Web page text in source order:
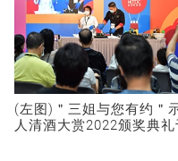
(左图)＂三姐与您有约＂
人清酒大赏2022颁奖典礼